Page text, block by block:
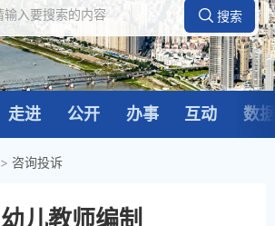
走进 公开 办事 互动 数
> 咨询投诉
幼儿教师编制